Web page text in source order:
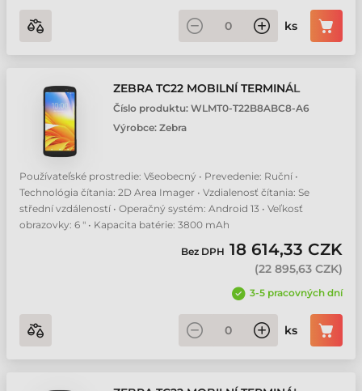
ks
ZEBRA TC22 MOBILNÍ TERMINÁL
Číslo produktu: WLMT0-T22B8ABC8-A6
Výrobce: Zebra
Používateľské prostredie: Všeobecný • Prevedenie: Ruční •
Technológia čítania: 2D Area Imager • Vzdialenosť čítania: Se
střední vzdáleností • Operačný systém: Android 13 • Veľkosť
obrazovky: 6 " • Kapacita batérie: 3800 mAh
Bez DPH 18 614,33 CZK
(22 895,63 CZK)
3-5 pracovných dní
ks